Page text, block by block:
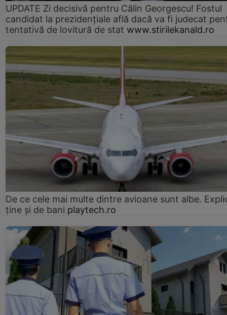
UPDATE Zi decisivă pentru Călin Georgescu! Fostul
candidat la prezidențiale află dacă va fi judecat
tentativă de lovitură de stat www.stirilekanald.ro
De ce cele mai multe dintre avioane sunt albe.
ține și de bani playtech.ro